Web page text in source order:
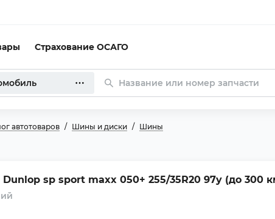
Страхование ОСАГО
автотоваров Шины и диски Шины
sp sport maxx 050+ 255/35R20 97y (до 300